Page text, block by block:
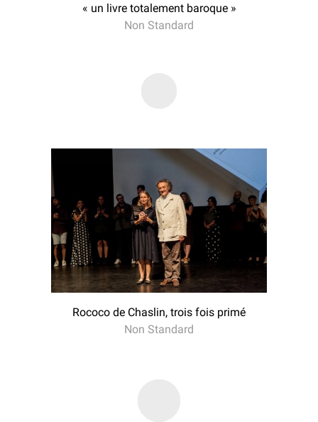
« un livre totalement baroque »
Non Standard
Rococo de Chaslin, trois fois primé
Non Standard